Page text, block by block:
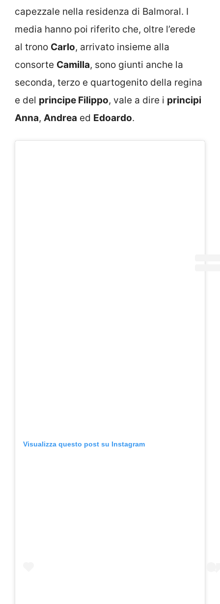
capezzale nella residenza di Balmoral. I
media hanno poi riferito che, oltre l’erede
al trono Carlo, arrivato insieme alla
consorte Camilla, sono giunti anche la
seconda, terzo e quartogenito della regina
e del principe Filippo, vale a dire i principi
Anna, Andrea ed Edoardo.
Visualizza questo post su Instagram